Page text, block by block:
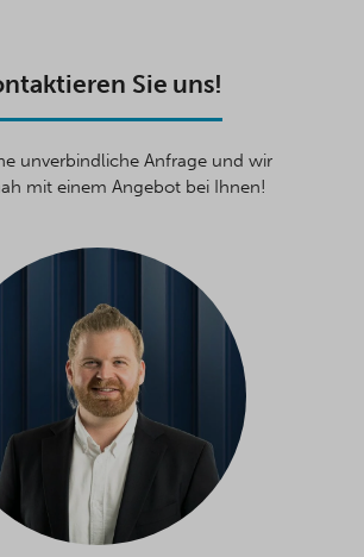
Sie uns!
unverbindliche Anfrage und wir
mit einem Angebot bei Ihnen!